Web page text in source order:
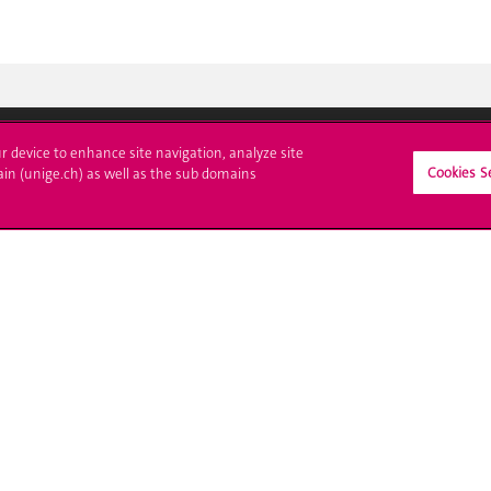
à l'UNIGE L'UNIGE vous informe
UNIGE Mobile
device to enhance site navigation, analyze site
(unige.ch) as well as the sub domains
Cookies